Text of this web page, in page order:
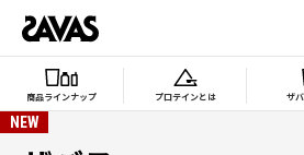
商品ラインナップ プロテインとは ザ
NEW